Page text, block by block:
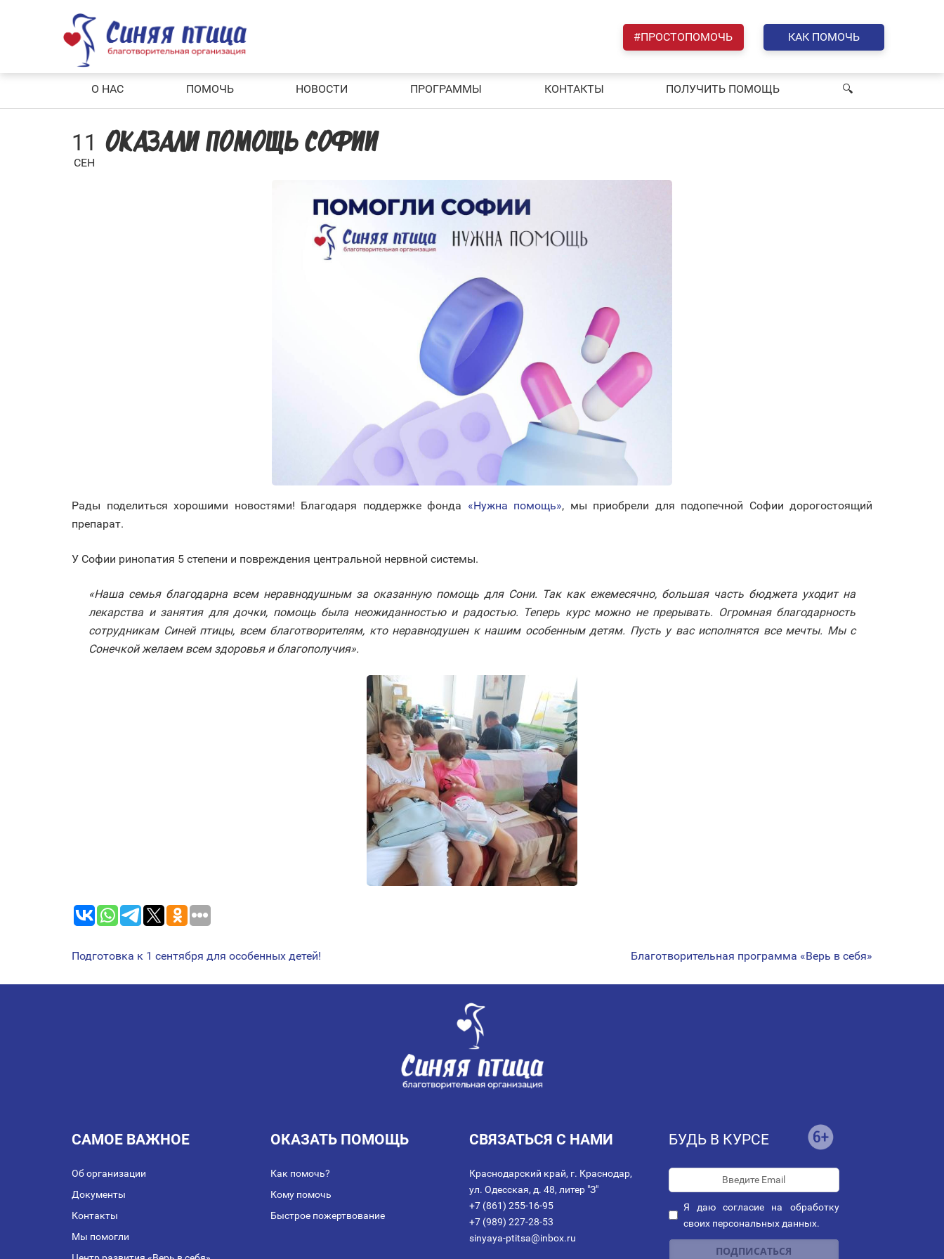
#ПРОСТОПОМОЧЬ КАК ПОМОЧЬ
О НАС ПОМОЧЬ НОВОСТИ ПРОГРАММЫ КОНТАКТЫ ПОЛУЧИТЬ ПОМОЩЬ 🔍︎
11
СЕН
ОКАЗАЛИ ПОМОЩЬ СОФИИ
Рады поделиться хорошими новостями! Благодаря поддержке фонда «Нужна помощь»‎, мы приобрели для подопечной Софии дорогостоящий
препарат.
У Софии ринопатия 5 степени и повреждения центральной нервной системы.
«‎Наша семья благодарна всем неравнодушным за оказанную помощь для Сони. Так как ежемесячно, большая часть бюджета уходит на
лекарства и занятия для дочки, помощь была неожиданностью и радостью. Теперь курс можно не прерывать. Огромная благодарность
сотрудникам Синей птицы, всем благотворителям, кто неравнодушен к нашим особенным детям. Пусть у вас исполнятся все мечты. Мы с
Сонечкой желаем всем здоровья и благополучия»‎.
НАВИГАЦИЯ
ПО
Подготовка к 1 сентября для особенных детей! Благотворительная программа «Верь в себя»
САМОЕ ВАЖНОЕ
Об организации
Документы
Контакты
Мы помогли
ОКАЗАТЬ ПОМОЩЬ
Как помочь?
Кому помочь
Быстрое пожертвование
СВЯЗАТЬСЯ С НАМИ
Краснодарский край, г. Краснодар,
ул. Одесская, д. 48, литер "З"
+7 (861) 255-16-95
+7 (989) 227-28-53
sinyaya-ptitsa@inbox.ru
БУДЬ В КУРСЕ
Я даюсогласие на обработку
своих персональных данных.